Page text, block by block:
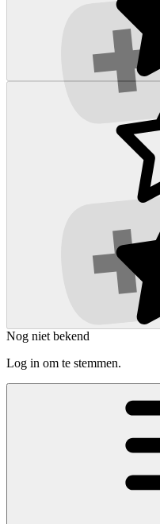
Nog niet bekend
Log in om te stemmen.